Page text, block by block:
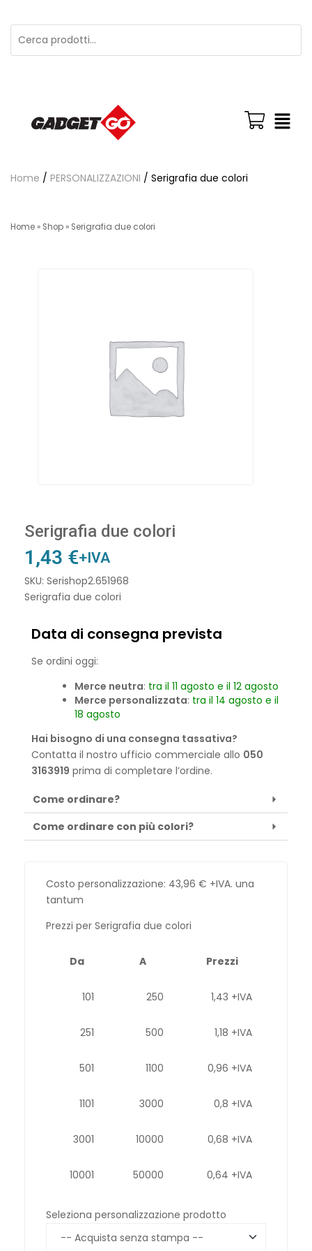
Home / PERSONALIZZAZIONI / Serigrafia due colori
Home » Shop » Serigrafia due colori
Serigrafia due colori
1,43 €+IVA
SKU: Serishop2.651968
Serigrafia due colori
Data di consegna prevista
Se ordini oggi:
Merce neutra: tra il 11 agosto e il 12 agosto
Merce personalizzata: tra il 14 agosto e il
18 agosto
Hai bisogno di una consegna tassativa?
Contatta il nostro ufficio commerciale allo 050
3163919 prima di completare l’ordine.
Come ordinare?
Come ordinare con più colori?
Costo personalizzazione: 43,96 € +IVA. una
tantum
Prezzi per Serigrafia due colori
Da A Prezzi
101 250 1,43 +IVA
251 500 1,18 +IVA
501 1100 0,96 +IVA
1101 3000 0,8 +IVA
3001 10000 0,68 +IVA
10001 50000 0,64 +IVA
Seleziona personalizzazione prodotto